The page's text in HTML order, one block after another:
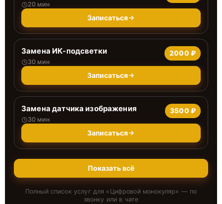
20 мин
Записаться
Замена ИК-подсветки
30 мин
2000 ₽
Записаться
Замена датчика изображения
30 мин
3500 ₽
Записаться
Показать всё
Полный список услуг для « Цифровой монокуляр» — по
звонку или в чате